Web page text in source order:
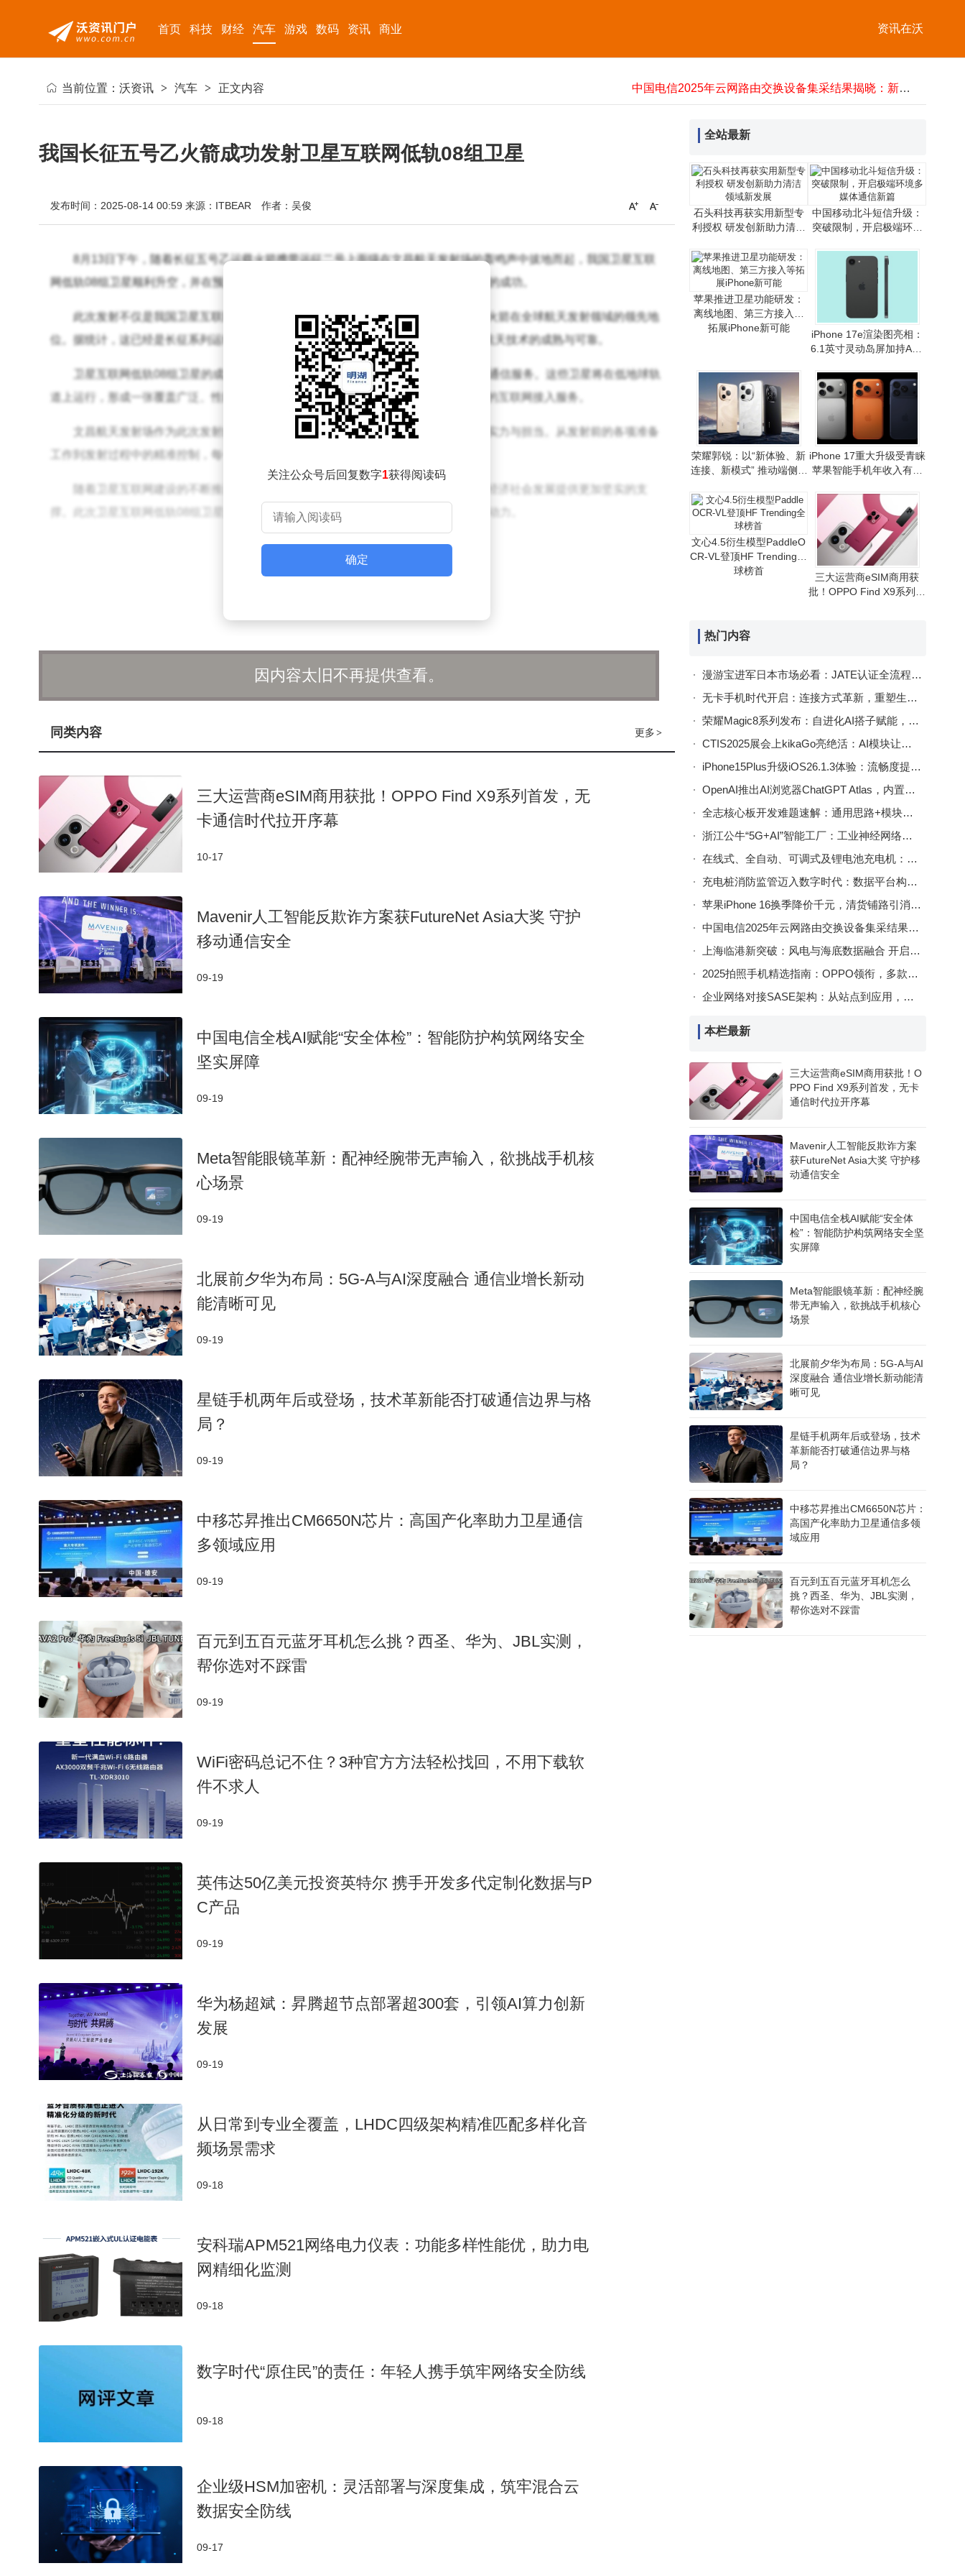
资讯在沃
首页 科技 财经 汽车 游戏 数码 资讯 商业
恒为科技：从可视化到智算，让复杂算力“看得见、管得住”
中国电信2025年云网路由交换设备集采结果揭晓：新华三全标包，多家企业入围
2025年手机卡选卡指南：精准匹配需求，绕开合约套路与流量陷阱
vivo Y500 Pro正式登场：1799元起售，影像续航双优能否搅动中端市场？
进口光通讯设备清关全流程解析：从准备到放行的实用指南
恒为科技：从可视化到智算，让复杂算力“看得见、管得住”
当前位置： 沃资讯 > 汽车 > 正文内容
我国长征五号乙火箭成功发射卫星互联网低轨08组卫星
发布时间：2025-08-14 00:59 来源：ITBEAR 作者：吴俊
8月13日下午，随着长征五号乙运载火箭携带远征二号上面级在文昌航天发射场的轰鸣声中拔地而起，我国卫星互联
网低轨08组卫星顺利升空，并在预定轨道上稳定运行，标志着此次发射任务取得了圆满的成功。
此次发射不仅是我国卫星互联网建设的重要里程碑，也进一步巩固了长征系列运载火箭在全球航天发射领域的领先地
位。据统计，这已经是长征系列运载火箭的第588次飞行，每一次的成功都彰显了我国航天技术的成熟与可靠。
卫星互联网低轨08组卫星的成功发射，将为我国提供更加全面、高效、稳定的卫星通信服务。这些卫星将在低地球轨
道上运行，形成一张覆盖广泛、性能卓越的卫星通信网络，为地面用户提供高速、便捷的互联网接入服务。
文昌航天发射场作为此次发射的基地，再次展现了其作为我国重要航天发射中心的实力与担当。从发射前的各项准备
工作到发射过程中的精准控制，每一个环节都凝聚了无数航天人的智慧与汗水。
随着卫星互联网建设的不断推进，我国将在未来拥有更加完善的卫星通信网络，为经济社会发展提供更加坚实的支
撑。此次卫星互联网低轨08组卫星的成功发射，无疑为我国航天事业的发展注入了新的动力。
关注公众号后回复数字1获得阅读码
确定
因内容太旧不再提供查看。
更多 >
同类内容
三大运营商eSIM商用获批！OPPO Find X9系列首发，无
卡通信时代拉开序幕
10-17
Mavenir人工智能反欺诈方案获FutureNet Asia大奖 守护
移动通信安全
09-19
中国电信全栈AI赋能“安全体检”：智能防护构筑网络安全
坚实屏障
09-19
Meta智能眼镜革新：配神经腕带无声输入，欲挑战手机核
心场景
09-19
北展前夕华为布局：5G-A与AI深度融合 通信业增长新动
能清晰可见
09-19
星链手机两年后或登场，技术革新能否打破通信边界与格
局？
09-19
中移芯昇推出CM6650N芯片：高国产化率助力卫星通信
多领域应用
09-19
百元到五百元蓝牙耳机怎么挑？西圣、华为、JBL实测，
帮你选对不踩雷
09-19
WiFi密码总记不住？3种官方方法轻松找回，不用下载软
件不求人
09-19
英伟达50亿美元投资英特尔 携手开发多代定制化数据与P
C产品
09-19
华为杨超斌：昇腾超节点部署超300套，引领AI算力创新
发展
09-19
从日常到专业全覆盖，LHDC四级架构精准匹配多样化音
频场景需求
09-18
安科瑞APM521网络电力仪表：功能多样性能优，助力电
网精细化监测
09-18
数字时代“原住民”的责任：年轻人携手筑牢网络安全防线
09-18
企业级HSM加密机：灵活部署与深度集成，筑牢混合云
数据安全防线
09-17
全站最新
石头科技再获实用新型专
利授权 研发创新助力清洁
中国移动北斗短信升级：
突破限制，开启极端环境
苹果推进卫星功能研发：
离线地图、第三方接入等
拓展iPhone新可能
iPhone 17e渲染图亮相：
6.1英寸灵动岛屏加持A19
荣耀郭锐：以“新体验、新
连接、新模式” 推动端侧AI
iPhone 17重大升级受青睐
苹果智能手机年收入有望
文心4.5衍生模型PaddleO
CR-VL登顶HF Trending全
球榜首
三大运营商eSIM商用获
批！OPPO Find X9系列首
热门内容
漫游宝进军日本市场必看：JATE认证全流程解析与注意事项
无卡手机时代开启：连接方式革新，重塑生活与人类存在新定义
荣耀Magic8系列发布：自进化AI搭子赋能，2亿超夜神长焦加持，4499元起售
CTIS2025展会上kikaGo亮绝活：AI模块让传统蓝牙设备秒变同声传译神器
iPhone15Plus升级iOS26.1.3体验：流畅度提升，信号续航发热均有优化，可尝鲜
OpenAI推出AI浏览器ChatGPT Atlas，内置ChatGPT与记忆功能，AI浏览器大战启幕
全志核心板开发难题速解：通用思路+模块方案，助力高效开发
浙江公牛“5G+AI”智能工厂：工业神经网络织就，每2秒产一品效率领跑
在线式、全自动、可调式及锂电池充电机：功能特性与应用场景全解析
充电桩消防监管迈入数字时代：数据平台构建全链条安全防护体系
苹果iPhone 16换季降价千元，清货铺路引消费热潮与行业新变局
中国电信2025年云网路由交换设备集采结果揭晓：新华三全标包，多家企业入围
上海临港新突破：风电与海底数据融合 开启绿色算力新篇章
2025拍照手机精选指南：OPPO领衔，多款佳作助你定格精彩瞬间
企业网络对接SASE架构：从站点到应用，实现灵活统一安全防护的路径
本栏最新
三大运营商eSIM商用获批！O
PPO Find X9系列首发，无卡
通信时代拉开序幕
Mavenir人工智能反欺诈方案
获FutureNet Asia大奖 守护移
动通信安全
中国电信全栈AI赋能“安全体
检”：智能防护构筑网络安全坚
实屏障
Meta智能眼镜革新：配神经腕
带无声输入，欲挑战手机核心
场景
北展前夕华为布局：5G-A与AI
深度融合 通信业增长新动能清
晰可见
星链手机两年后或登场，技术
革新能否打破通信边界与格
局？
中移芯昇推出CM6650N芯片：
高国产化率助力卫星通信多领
域应用
百元到五百元蓝牙耳机怎么
挑？西圣、华为、JBL实测，
帮你选对不踩雷